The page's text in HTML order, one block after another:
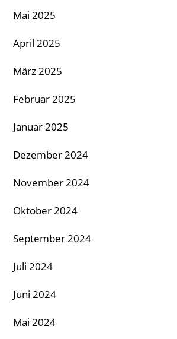
Mai 2025
April 2025
März 2025
Februar 2025
Januar 2025
Dezember 2024
November 2024
Oktober 2024
September 2024
Juli 2024
Juni 2024
Mai 2024